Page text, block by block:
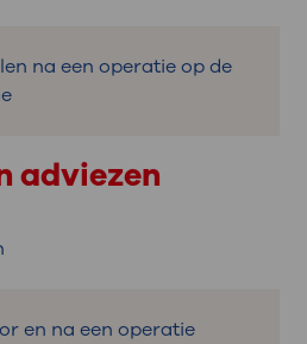
na een operatie op de
adviezen
en na een operatie